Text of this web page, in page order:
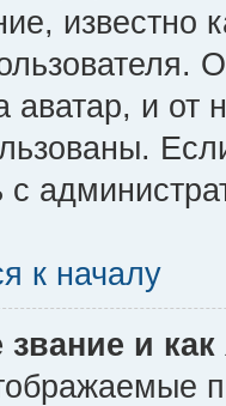
известно
аватар, и от
с
к началу
звание и